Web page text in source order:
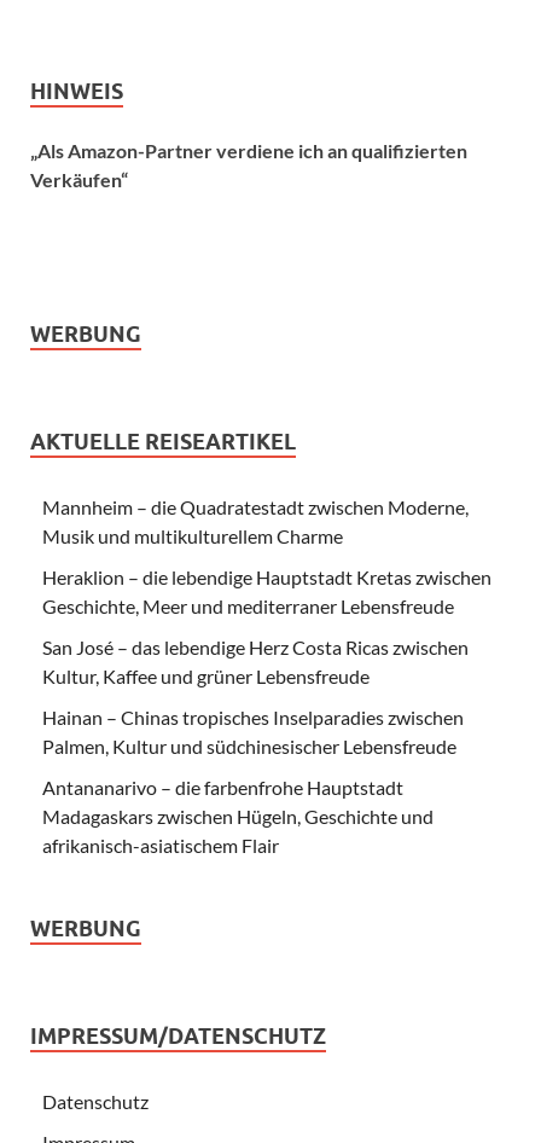
HINWEIS
„Als Amazon-Partner verdiene ich an qualifizierten
Verkäufen“
WERBUNG
AKTUELLE REISEARTIKEL
Mannheim – die Quadratestadt zwischen Moderne,
Musik und multikulturellem Charme
Heraklion – die lebendige Hauptstadt Kretas zwischen
Geschichte, Meer und mediterraner Lebensfreude
San José – das lebendige Herz Costa Ricas zwischen
Kultur, Kaffee und grüner Lebensfreude
Hainan – Chinas tropisches Inselparadies zwischen
Palmen, Kultur und südchinesischer Lebensfreude
Antananarivo – die farbenfrohe Hauptstadt
Madagaskars zwischen Hügeln, Geschichte und
afrikanisch-asiatischem Flair
WERBUNG
IMPRESSUM/DATENSCHUTZ
Datenschutz